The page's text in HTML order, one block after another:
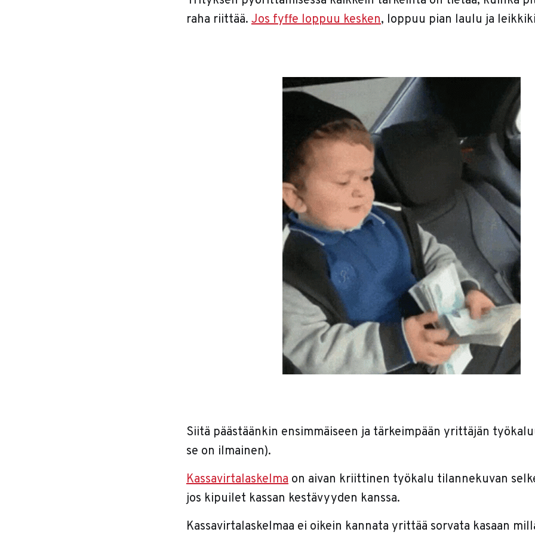
raha riittää. Jos fyffe loppuu kesken, loppuu pian laulu ja
Siitä päästäänkin ensimmäiseen ja tärkeimpään yrittäjän
se on ilmainen).
Kassavirtalaskelma on aivan kriittinen työkalu tilannekuvan
jos kipuilet kassan kestävyyden kanssa.
Kassavirtalaskelmaa ei oikein kannata yrittää sorvata kasaan